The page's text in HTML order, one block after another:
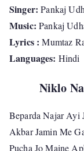
Singer: Pankaj
Music: Pankaj
Lyrics : Mumtaz
Languages: Hindi
Niklo
Beparda Najar Ayi
Akbar Jamin Me
Pucha Jo Maine